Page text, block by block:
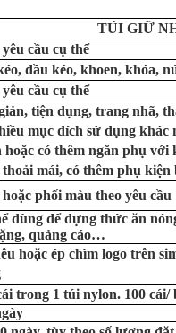
TÚI GIỮ
cầu cụ thể
đầu kéo, khoen, khóa,
cầu cụ thể
tiện dụng, trang nhã,
mục đích sử dụng khác
hoặc có thêm ngăn phụ
mái, có thêm phụ kiện
phối màu theo yêu cầu
dùng để đựng thức ăn
quảng cáo…
hoặc ép chìm logo trên
trong 1 túi nylon. 100 cái/